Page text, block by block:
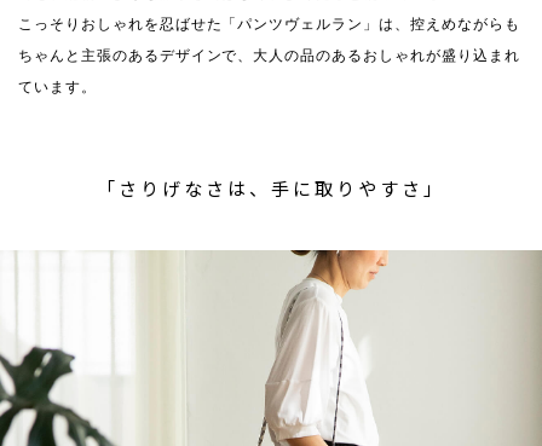
こっそりおしゃれを忍ばせた「パンツヴェルラン」は、控えめながらも
ちゃんと主張のあるデザインで、大人の品のあるおしゃれが盛り込まれ
ています。
「さりげなさは、手に取りやすさ」